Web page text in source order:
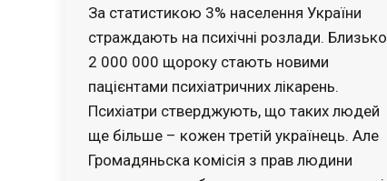
За статистикою 3% населення України
страждають на психічні розлади. Близько
2 000 000 щороку стають новими
пацієнтами психіатричних лікарень.
Психіатри стверджують, що таких людей
ще більше – кожен третій українець. Але
Громадяньска комісія з прав людини